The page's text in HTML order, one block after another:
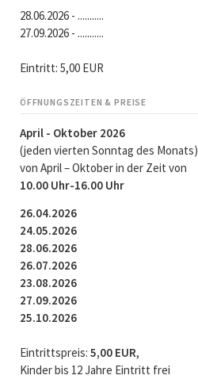
28.06.2026 - ...........
27.09.2026 - ...........
Eintritt: 5,00 EUR
ÖFFNUNGSZEITEN & PREISE
April - Oktober 2026
(jeden vierten Sonntag des Monats)
von April – Oktober in der Zeit von
10.00 Uhr-16.00 Uhr
26.04.2026
24.05.2026
28.06.2026
26.07.2026
23.08.2026
27.09.2026
25.10.2026
Eintrittspreis: 5,00 EUR,
Kinder bis 12 Jahre Eintritt frei